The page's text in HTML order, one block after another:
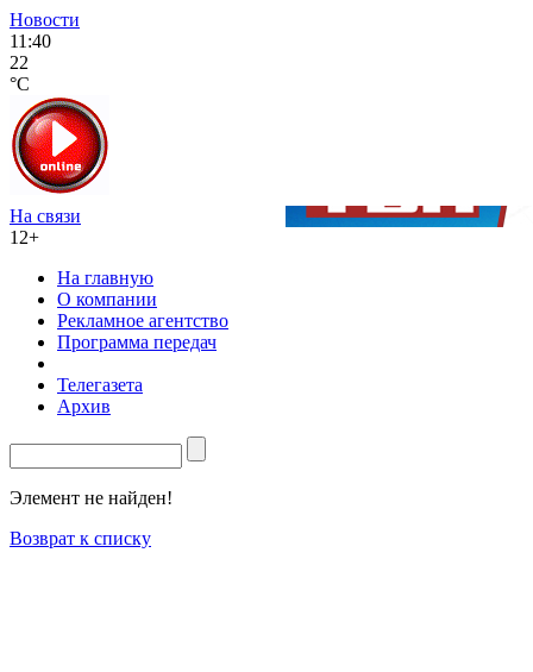
Новости
11:40
22
°C
На связи
12+
На главную
О компании
Рекламное агентство
Программа передач
Телегазета
Архив
Элемент не найден!
Возврат к списку